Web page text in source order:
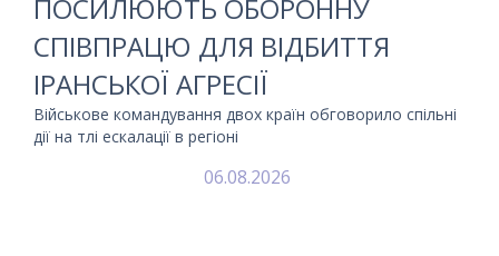
ПОСИЛЮЮТЬ ОБОРОННУ
СПІВПРАЦЮ ДЛЯ ВІДБИТТЯ
ІРАНСЬКОЇ АГРЕСІЇ
Військове командування двох країн обговорило спільні
дії на тлі ескалації в регіоні
06.08.2026